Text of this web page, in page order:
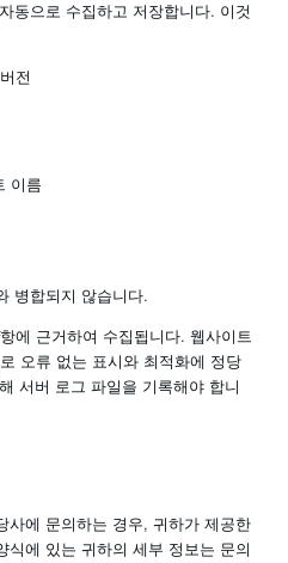
동으로 수집하고 저장합니다. 이것
전
이름
병합되지 않습니다.
에 근거하여 수집됩니다. 웹사이트
오류 없는 표시와 최적화에 정당
서버 로그 파일을 기록해야 합니
사에 문의하는 경우, 귀하가 제공한
식에 있는 귀하의 세부 정보는 문의